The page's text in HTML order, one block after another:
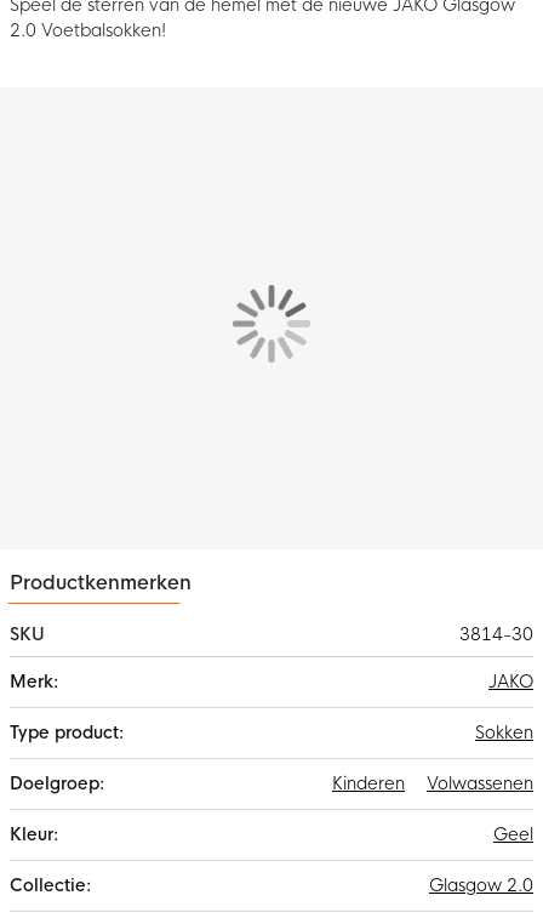
Speel de sterren van de hemel met de nieuwe JAKO Glasgow
2.0 Voetbalsokken!
Productkenmerken
SKU
3814-30
informatie
JAKO
Sokken
Volwassenen
Kinderen
Geel
Glasgow 2.0